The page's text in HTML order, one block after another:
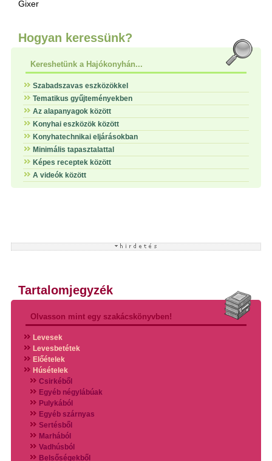
Gixer
Hogyan keressünk?
Kereshetünk a Hajókonyhán...
Szabadszavas eszközökkel
Tematikus gyűjteményekben
Az alapanyagok között
Konyhai eszközök között
Konyhatechnikai eljárásokban
Minimális tapasztalattal
Képes receptek között
A videók között
Tartalomjegyzék
Olvasson mint egy szakácskönyvben!
Levesek
Levesbetétek
Előételek
Húsételek
Csirkéből
Egyéb négylábúak
Pulykából
Egyéb szárnyas
Sertésből
Marhából
Vadhúsból
Belsőségekből